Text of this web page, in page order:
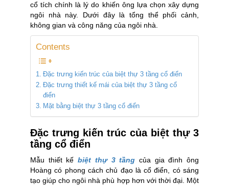
cổ tích chính là lý do khiến ông lựa chọn xây dựng
ngôi nhà này. Dưới đây là tổng thể phối cảnh,
không gian và công năng của ngôi nhà.
Contents
Đặc trưng kiến trúc của biệt thự 3 tầng cổ điển
Đặc trưng thiết kế mái của biệt thự 3 tầng cổ
điển
Mặt bằng biệt thự 3 tầng cổ điển
Đặc trưng kiến trúc của biệt thự 3
tầng cổ điển
Mẫu thiết kếbiệt thự 3 tầng của gia đình ông
Hoàng có phong cách chủ đạo là cổ điển, có sáng
tạo giúp cho ngôi nhà phù hợp hơn với thời đại. Một